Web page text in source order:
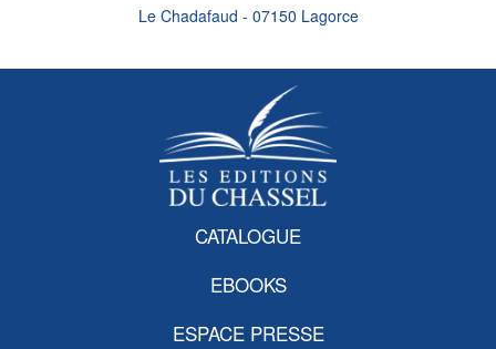
Le Chadafaud - 07150 Lagorce
CATALOGUE
EBOOKS
ESPACE PRESSE